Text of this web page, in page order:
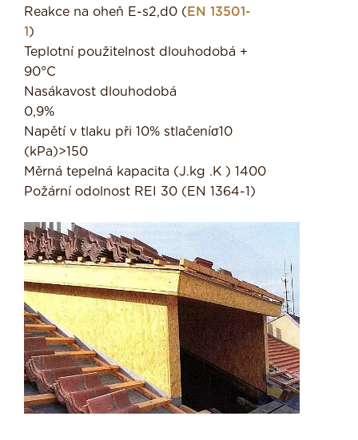
Reakce na oheň E-s2,d0 (EN 13501-
1)
Teplotní použitelnost dlouhodobá +
90°C
Nasákavost dlouhodobá
0,9%
Napětí v tlaku při 10% stlačeníσ10
(kPa)>150
Měrná tepelná kapacita (J.kg .K ) 1400
Požární odolnost REI 30 (EN 1364-1)